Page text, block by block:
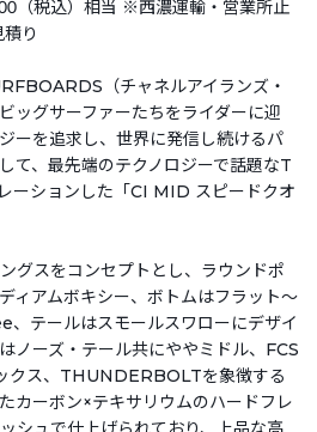
（税込）相当 ※西濃運輸・営業所止
り
（チャネルアイランズ・
ッグサーファーたちをライダーに迎
ーを追求し、世界に発信し続けるパ
て、最先端のテクノロジーで話題なT
ションした「CI MID スピードクオ
グスをコンセプトとし、ラウンドポ
ィアムボキシー、ボトムはフラット～
テールはスモールスワローにデザイ
ノーズ・テール共にややミドル、FCS
クス、THUNDERBOLTを象徴する
カーボン×テキサリウムのハードフレ